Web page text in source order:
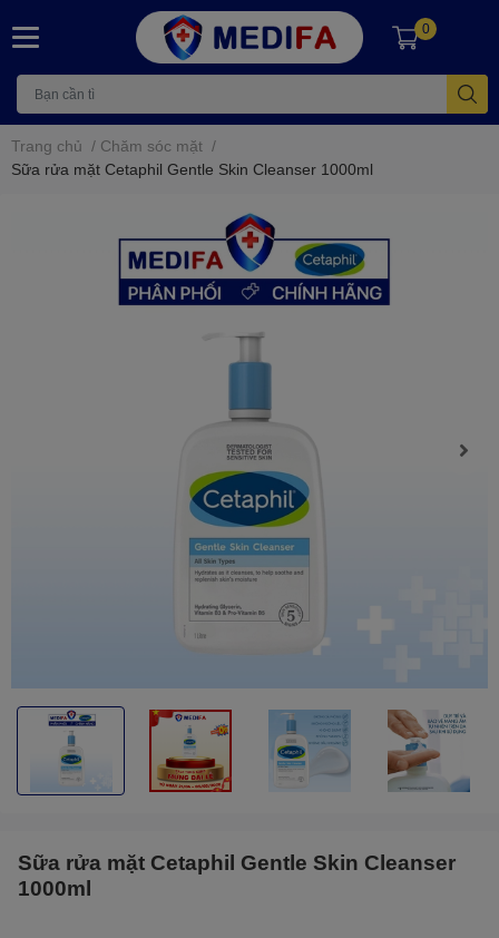
0
Trang chủ / Chăm sóc mặt /
Sữa rửa mặt Cetaphil Gentle Skin Cleanser 1000ml
Sữa rửa mặt Cetaphil Gentle Skin Cleanser
1000ml